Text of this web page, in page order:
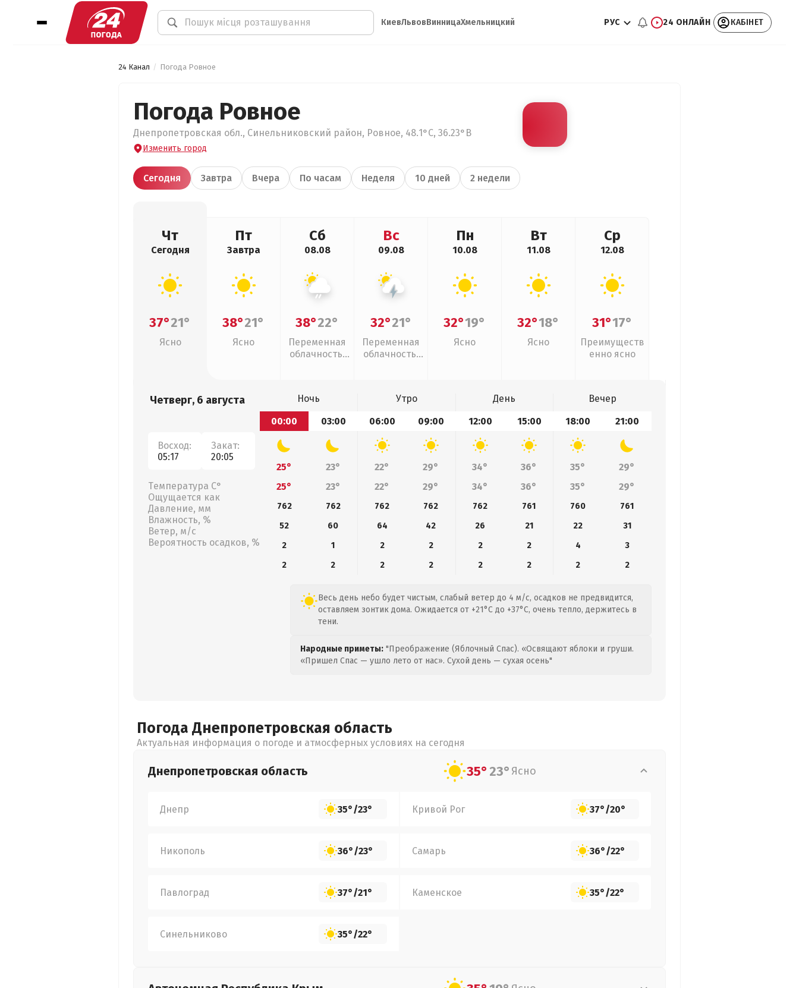
КиевЛьвовВинницаХмельницкий РУС 24 ОНЛАЙН КАБІНЕТ
24 Канал Погода Ровное
Погода Ровное
Днепропетровская обл., Синельниковский район, Ровное, 48.1°С, 36.23°В
Изменить город
Сегодня Завтра Вчера По часам Неделя 10 дней 2 недели
Чт
Сегодня
37°21°
Ясно
Пт
Завтра
38°21°
Ясно
Сб
08.08
38°22°
Переменная
облачность,
Вс
09.08
32°21°
Переменная
облачность,
Пн
10.08
32°19°
Ясно
Вт
11.08
32°18°
Ясно
Ср
12.08
31°17°
Преимуществ
енно ясно
Четверг, 6 августа
Восход:
05:17
Закат:
20:05
Температура С°
Ощущается как
Давление, мм
Влажность, %
Ветер, м/с
Вероятность осадков, %
Ночь Утро День
Вечер
00:00
03:00 06:00 09:00 12:00 15:00 18:00 21:00
25° 23° 22° 29° 34° 36° 35°
29°
25°
23° 22° 29° 34° 36° 35° 29°
762 762 762 762 762 761 760
761
52
60 64 42 26 21 22
31
2
1 2 2 2 2 4
3
2
2 2 2 2 2 2 2
Весь день небо будет чистым, слабый ветер до 4 м/с, осадков не предвидится,
оставляем зонтик дома. Ожидается от +21°C до +37°C, очень тепло, держитесь в
тени.
Народные приметы: "Преображение (Яблочный Спас). «Освящают яблоки и груши.
«Пришел Спас — ушло лето от нас». Сухой день — сухая осень"
Погода Днепропетровская область
Актуальная информация о погоде и атмосферных условиях на сегодня
Днепропетровская область 35°23° Ясно
Днепр 35°/23° Кривой Рог 37°/20°
Никополь 36°/23° Самарь 36°/22°
Павлоград 37°/21° Каменское 35°/22°
Синельниково 35°/22°